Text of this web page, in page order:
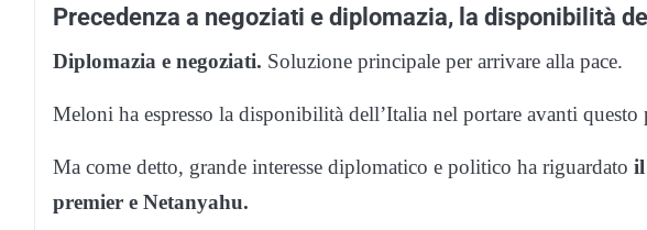
Precedenza a negoziati e diplomazia, la disponibilità
Diplomazia e negoziati. Soluzione principale per arrivare alla pace.
Meloni ha espresso la disponibilità dell’Italia nel portare avanti
Ma come detto, grande interesse diplomatico e politico ha riguardato il
premier e Netanyahu.